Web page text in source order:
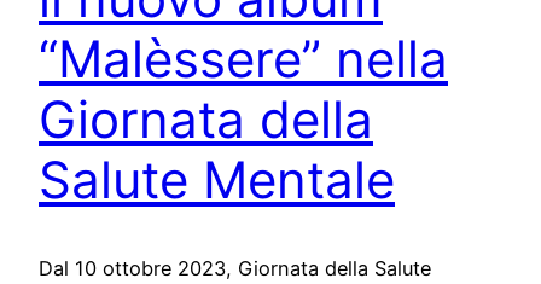
“Malèssere” nella
Giornata della
Salute Mentale
Dal 10 ottobre 2023, Giornata della Salute